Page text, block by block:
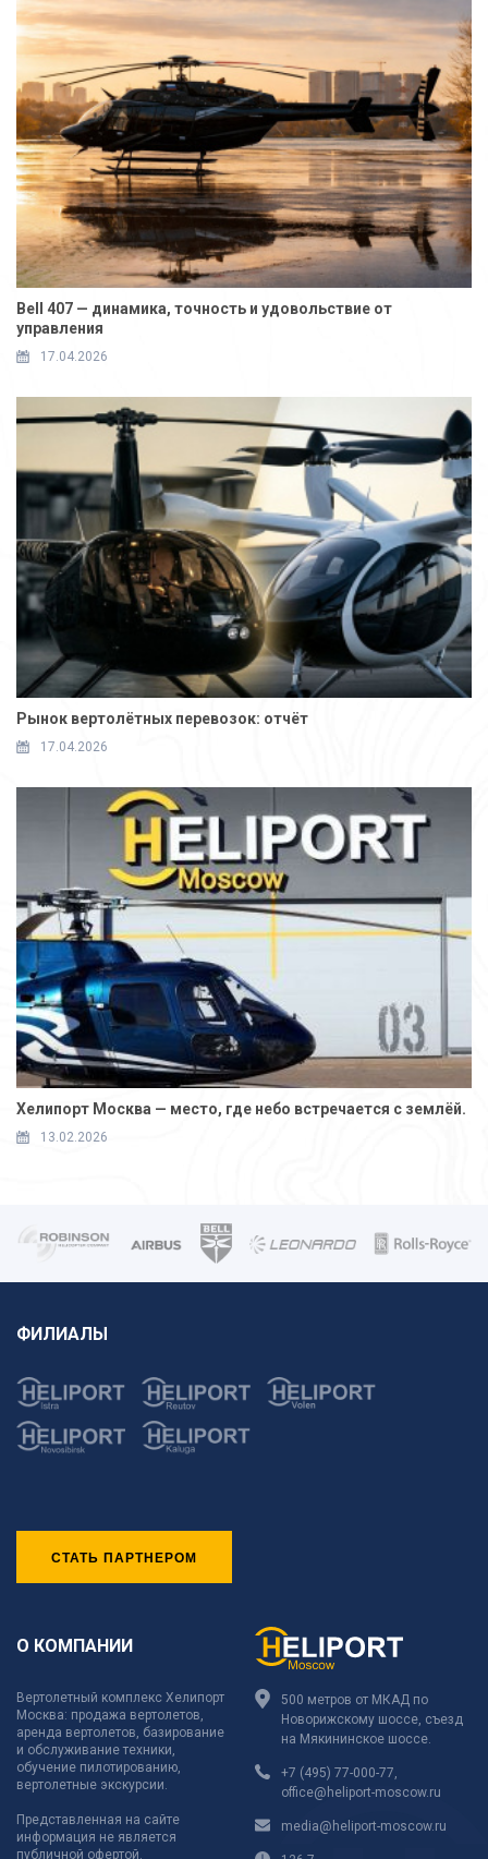
Bell 407 — динамика, точность и удовольствие от
управления
17.04.2026
Рынок вертолётных перевозок: отчёт
17.04.2026
Хелипорт Москва — место, где небо встречается с землёй.
13.02.2026
ФИЛИАЛЫ
СТАТЬ ПАРТНЕРОМ
О КОМПАНИИ
Вертолетный комплекс Хелипорт
Москва: продажа вертолетов,
аренда вертолетов, базирование
и обслуживание техники,
обучение пилотированию,
вертолетные экскурсии.
Представленная на сайте
информация не является
публичной офертой.
500 метров от МКАД по
Новорижскому шоссе, съезд
на Мякининское шоссе.
+7 (495) 77-000-77
office@heliport-moscow.ru
media@heliport-moscow.ru